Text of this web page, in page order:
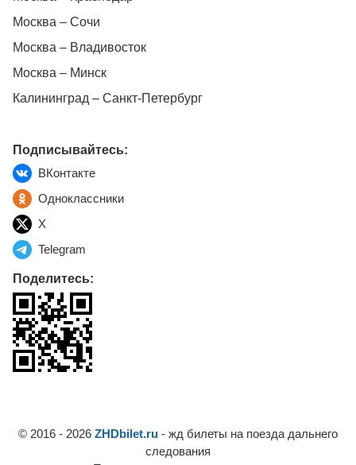
Москва – Сочи
Москва – Владивосток
Москва – Минск
Калининград – Санкт-Петербург
Подписывайтесь:
ВКонтакте
Одноклассники
X
Telegram
Поделитесь:
© 2016 - 2026 ZHDbilet.ru - жд билеты на поезда дальнего
следования